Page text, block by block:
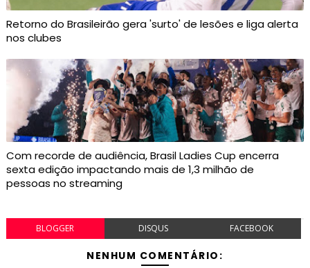
Retorno do Brasileirão gera 'surto' de lesões e liga alerta
nos clubes
Com recorde de audiência, Brasil Ladies Cup encerra
sexta edição impactando mais de 1,3 milhão de
pessoas no streaming
BLOGGER DISQUS FACEBOOK
NENHUM COMENTÁRIO: